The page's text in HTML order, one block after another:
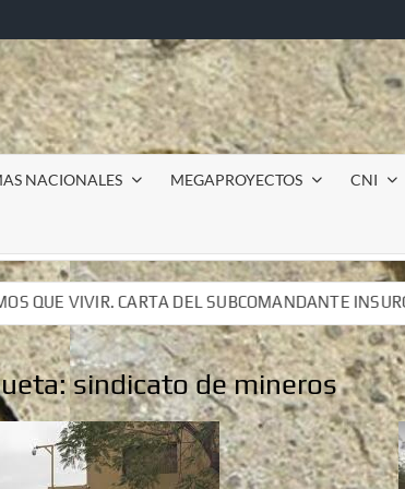
NACIONALES MEGAPROYECTOS CNI
INSURGENTE MOISÉS A LUIS DE TAVIRA
INSURGENTE MOISÉS A LUIS DE TAVIRA
sindicato de mineros